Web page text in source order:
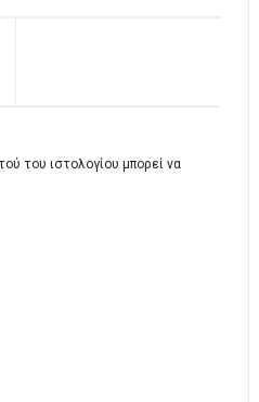
του ιστολογίου μπορεί να